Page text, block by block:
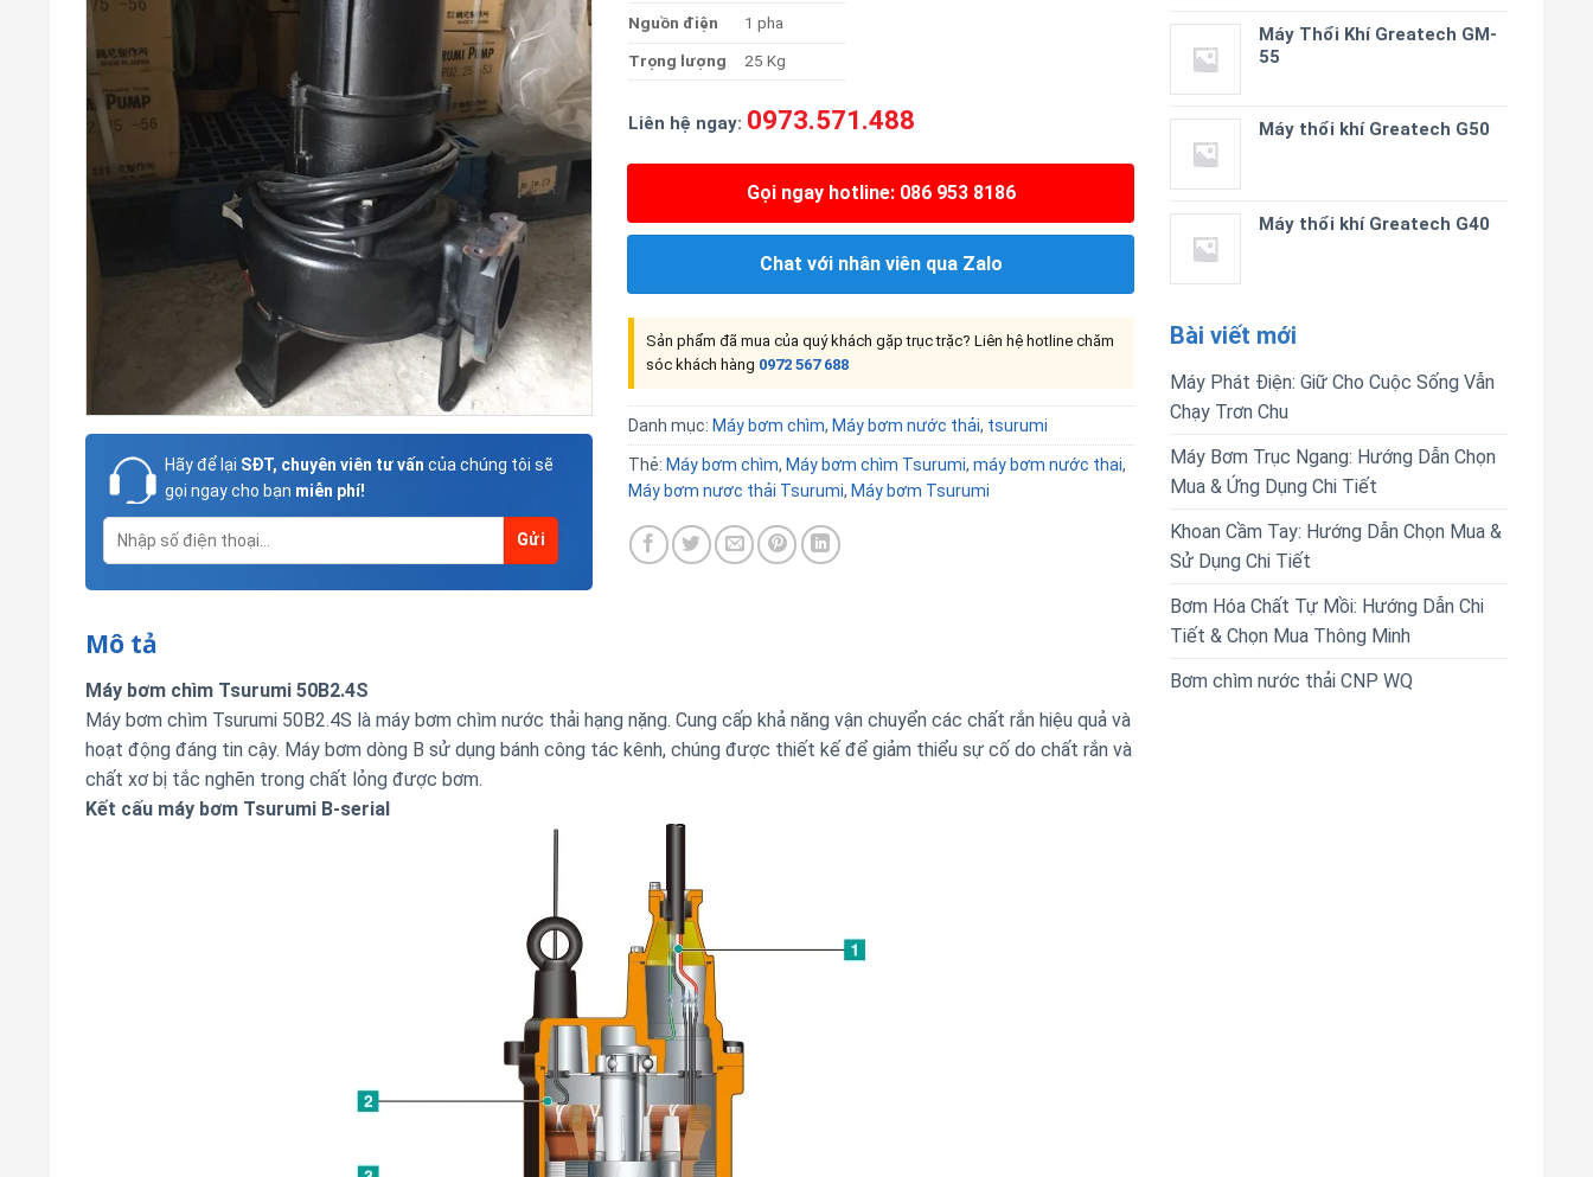
Máy Thổi Khí Greatech GM-
55
Máy thổi khí Greatech G50
Máy thổi khí Greatech G40
Bài viết mới
Máy Phát Điện: Giữ Cho Cuộc Sống Vẫn
Chạy Trơn Chu
Máy Bơm Trục Ngang: Hướng Dẫn Chọn
Mua & Ứng Dụng Chi Tiết
Khoan Cầm Tay: Hướng Dẫn Chọn Mua &
Sử Dụng Chi Tiết
Bơm Hóa Chất Tự Mồi: Hướng Dẫn Chi
Tiết & Chọn Mua Thông Minh
Bơm chìm nước thải CNP WQ
Hãy để lại SĐT, chuyên viên tư vấn của chúng tôi sẽ
gọi ngay cho bạn miễn phí!
Nguồn điện
1 pha
Trọng lượng
25 Kg
Liên hệ ngay: 0973.571.488
Gọi ngay hotline: 086 953 8186
Chat với nhân viên qua Zalo
Sản phẩm đã mua của quý khách gặp trục trặc? Liên hệ hotline chăm
sóc khách hàng 0972 567 688
Danh mục: Máy bơm chìm, Máy bơm nước thải, tsurumi
Thẻ: Máy bơm chìm, Máy bơm chìm Tsurumi, máy bơm nước thai,
Máy bơm nươc thải Tsurumi, Máy bơm Tsurumi
Mô tả
Máy bơm chìm Tsurumi 50B2.4S
Máy bơm chìm Tsurumi 50B2.4S là máy bơm chìm nước thải hạng nặng. Cung cấp khả năng vận chuyển các chất rắn hiệu quả và
hoạt động đáng tin cậy. Máy bơm dòng B sử dụng bánh công tác kênh, chúng được thiết kế để giảm thiểu sự cố do chất rắn và
chất xơ bị tắc nghẽn trong chất lỏng được bơm.
Kết cấu máy bơm Tsurumi B-serial